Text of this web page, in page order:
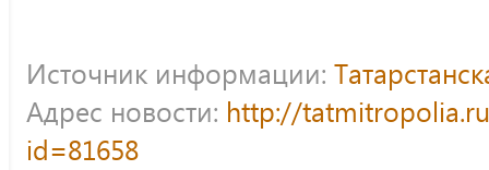
Источник информации:
Адрес новости: http://
id=81658